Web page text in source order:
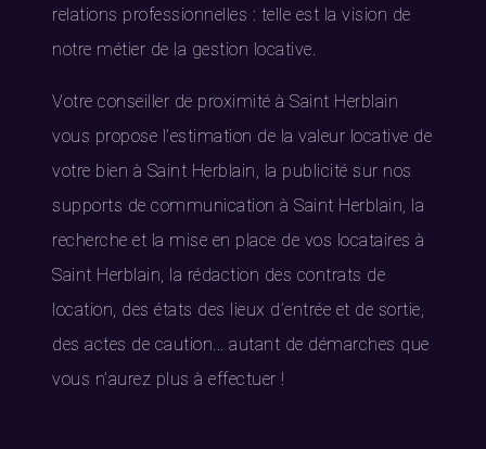
relations professionnelles : telle est la vision de
notre métier de la gestion locative.
Votre conseiller de proximité à Saint Herblain
vous propose l’estimation de la valeur locative de
votre bien à Saint Herblain, la publicité sur nos
supports de communication à Saint Herblain, la
recherche et la mise en place de vos locataires à
Saint Herblain, la rédaction des contrats de
location, des états des lieux d’entrée et de sortie,
des actes de caution... autant de démarches que
vous n’aurez plus à effectuer !